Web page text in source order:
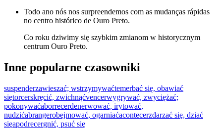
Todo ano nós nos surpreendemos com as mudanças rápidas
no centro histórico de Ouro Preto.
Co roku dziwimy się szybkim zmianom w historycznym
centrum Ouro Preto.
Inne popularne czasowniki
suspenderzawieszać; wstrzymywaćtemerbać się, obawiać
siętorcerskręcić, zwichnąćvencerwygrywać, zwyciężać;
pokonywaćaborrecerdenerwować, irytować,
nudzićabrangerobejmować, ogarniaćacontecerzdarzać się, dziać
sięapodrecergnić, psuć się